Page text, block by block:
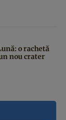
o rachetă
nou crater